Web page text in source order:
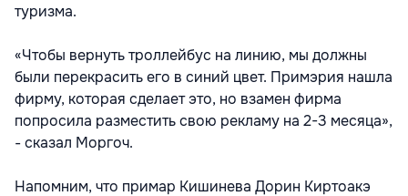
туризма.
«Чтобы вернуть троллейбус на линию, мы должны
были перекрасить его в синий цвет. Примэрия нашла
фирму, которая сделает это, но взамен фирма
попросила разместить свою рекламу на 2-3 месяца»,
- сказал Моргоч.
Напомним, что примар Кишинева Дорин Киртоакэ